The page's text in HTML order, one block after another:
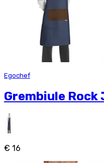
Egochef
Grembiule Rock
€ 16